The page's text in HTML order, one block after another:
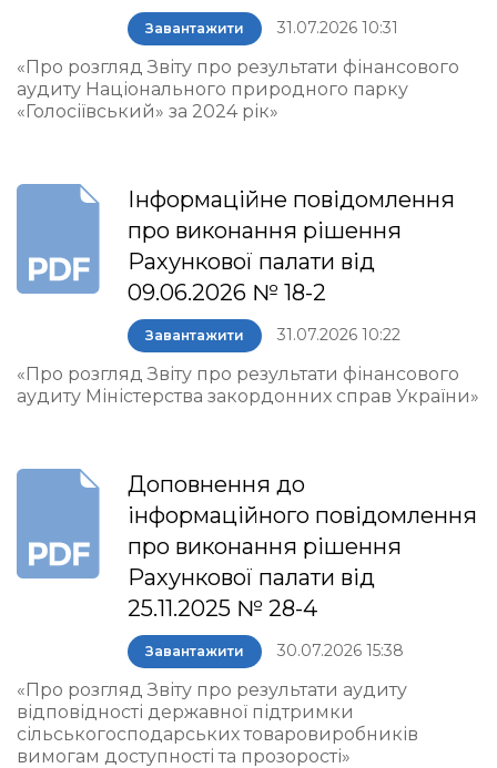
Завантажити 31.07.2026 10:31
«Про розгляд Звіту про результати фінансового
аудиту Національного природного парку
«Голосіївський» за 2024 рік»
Інформаційне повідомлення
про виконання рішення
Рахункової палати від
09.06.2026 № 18-2
Завантажити 31.07.2026 10:22
«Про розгляд Звіту про результати фінансового
аудиту Міністерства закордонних справ України»
Доповнення до
інформаційного повідомлення
про виконання рішення
Рахункової палати від
25.11.2025 № 28-4
Завантажити 30.07.2026 15:38
«Про розгляд Звіту про результати аудиту
відповідності державної підтримки
сільськогосподарських товаровиробників
вимогам доступності та прозорості»